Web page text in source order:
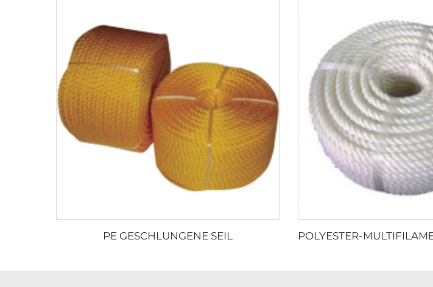
PE GESCHLUNGENE SEIL